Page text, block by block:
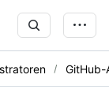
GitHub-